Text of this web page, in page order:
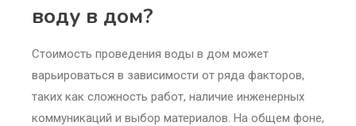
воду в дом?
Стоимость проведения воды в дом может
варьироваться в зависимости от ряда факторов,
таких как сложность работ, наличие инженерных
коммуникаций и выбор материалов. На общем фоне,